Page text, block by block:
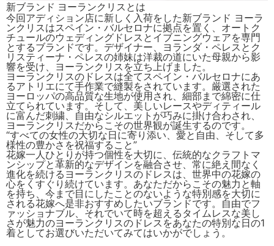
新ブランド ヨーランクリスとは
今回アディション店に新しく入荷をした新ブランド ヨーラ
ンクリスはスペイン・バルセロナに拠点を置く、オートク
チュールのウェディングドレスとイブニングウェアを専門
とするブランドです。デザイナー、ヨランダ・ペレスとク
リスティーナ・ペレスの姉妹は洋裁の道にいた母親から影
響を受け、ヨーランクリスを立ち上げました。
ヨーランクリスのドレスは全てスペイン・バルセロナにあ
るアトリエにて手作業で縫製をされています。厳選された
ヨーロッパの高品質な生地が使用され、細部まで綿密に仕
立てられています。そして、美しいレースやディティール
に富んだ刺繍、自由なシルエットが巧みに掛け合わされ、
ヨーランクリスだからこその世界観が誕生するのです。
“すべての女性の大切な日に寄り添い、愛と自由、そして多
様性の豊かさを祝福すること”
花嫁一人ひとりが持つ個性を大切に、伝統的なクラフトマ
ンシップと革新的なデザインを融合させ、常に絶え間なく
進化を続けるヨーランクリスのドレスは、世界中の花嫁の
心をくすぐり続けています。あなただからこその魅力と軸
を持ち、今まで目にしたことのないような特別感を大切に
される花嫁へ是非おすすめしたいブランドです。自由でフ
ァッショナブル、それでいて時を超えるタイムレスな美し
さが魅力のヨーランクリスのドレスをあなたの特別な日の1
着としてお選びいただいてみてはいかがでしょう。